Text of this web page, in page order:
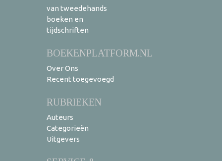
van tweedehands
boeken en
tijdschriften
BOEKENPLATFORM.NL
Over Ons
Recent toegevoegd
RUBRIEKEN
Auteurs
Categorieën
Uitgevers